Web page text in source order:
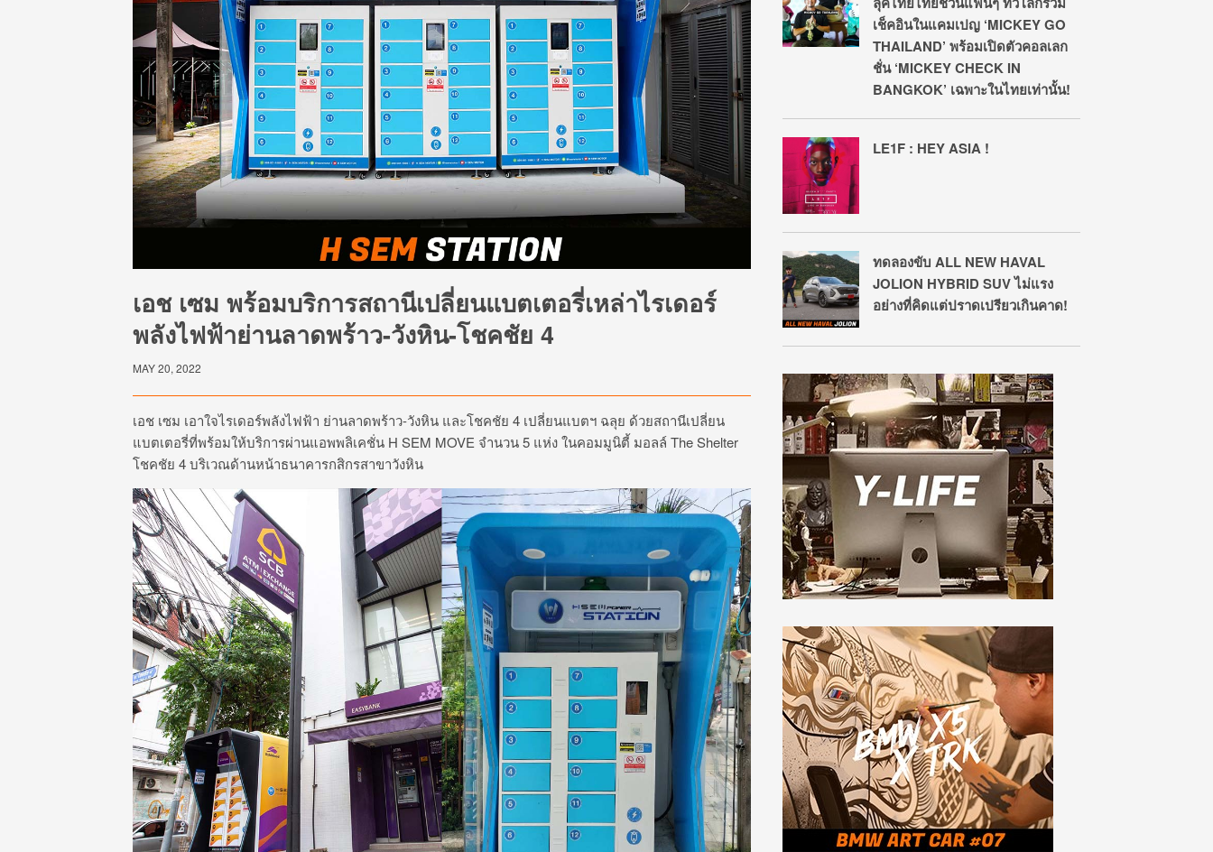
เอช เซม พร้อมบริการสถานีเปลี่ยนแบตเตอรี่เหล่าไรเดอร์
พลังไฟฟ้าย่านลาดพร้าว-วังหิน-โชคชัย 4
MAY 20, 2022
เอช เซม เอาใจไรเดอร์พลังไฟฟ้า ย่านลาดพร้าว-วังหิน และโชคชัย 4 เปลี่ยนแบตฯ ฉลุย ด้วยสถานีเปลี่ยน
แบตเตอรี่ที่พร้อมให้บริการผ่านแอพพลิเคชั่น H SEM MOVE จำนวน 5 แห่ง ในคอมมูนิตี้ มอลล์ The Shelter
โชคชัย 4 บริเวณด้านหน้าธนาคารกสิกรสาขาวังหิน
เช็คอินในแคมเปญ ‘MICKEY GO
THAILAND’ พร้อมเปิดตัวคอลเลก
ชั่น ‘MICKEY CHECK IN
BANGKOK’ เฉพาะในไทยเท่านั้น!
LE1F : HEY ASIA !
ทดลองขับ ALL NEW HAVAL
JOLION HYBRID SUV ไม่แรง
อย่างที่คิดแต่ปราดเปรียวเกินคาด!